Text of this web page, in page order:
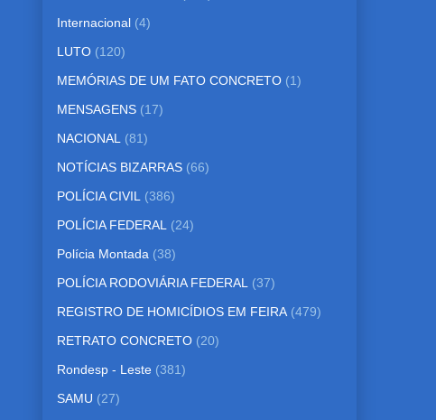
Internacional (4)
LUTO (120)
MEMÓRIAS DE UM FATO CONCRETO (1)
MENSAGENS (17)
NACIONAL (81)
NOTÍCIAS BIZARRAS (66)
POLÍCIA CIVIL (386)
POLÍCIA FEDERAL (24)
Polícia Montada (38)
POLÍCIA RODOVIÁRIA FEDERAL (37)
REGISTRO DE HOMICÍDIOS EM FEIRA (479)
RETRATO CONCRETO (20)
Rondesp - Leste (381)
SAMU (27)